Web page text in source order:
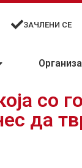
ЗАЧЛЕНИ СЕ
со
да